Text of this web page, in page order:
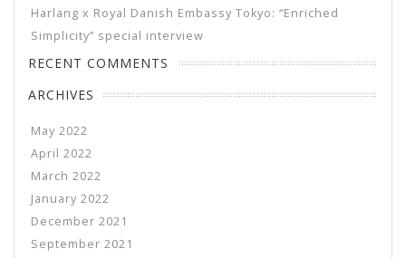
Harlang x Royal Danish Embassy Tokyo: “Enriched
Simplicity” special interview
RECENT COMMENTS
ARCHIVES
May 2022
April 2022
March 2022
January 2022
December 2021
September 2021